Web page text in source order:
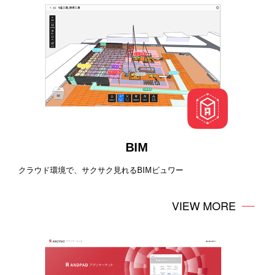
BIM
クラウド環境で、サクサク見れるBIMビュワー
VIEW MORE